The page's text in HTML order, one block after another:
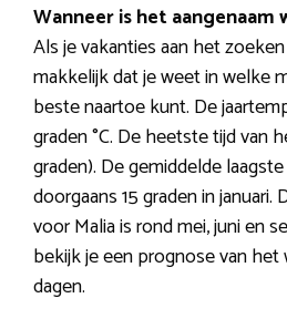
Wanneer is het aangenaam
Als je vakanties aan het
makkelijk dat je weet in welke
beste naartoe kunt. De
graden °C. De heetste tijd van
graden). De gemiddelde
doorgaans 15 graden in januari.
voor Malia is rond mei, juni en
bekijk je een prognose van
dagen.